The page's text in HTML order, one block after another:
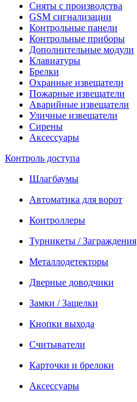
Сняты с производства
GSM сигнализации
Контрольные панели
Контрольные приборы
Дополнительные модули
Клавиатуры
Брелки
Охранные извещатели
Пожарные извещатели
Аварийные извещатели
Уличные извещатели
Сирены
Аксессуары
Контроль доступа
Шлагбаумы
Автоматика для ворот
Контроллеры
Турникеты / Заграждения
Металлодетекторы
Дверные доводчики
Замки / Защелки
Кнопки выхода
Считыватели
Карточки и брелоки
Аксессуары